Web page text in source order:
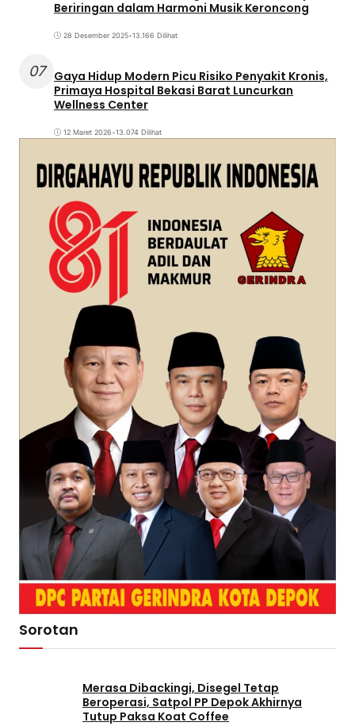
Beriringan dalam Harmoni Musik Keroncong
28 Desember 2025•13.166 Dilihat
07
Gaya Hidup Modern Picu Risiko Penyakit Kronis,
Primaya Hospital Bekasi Barat Luncurkan
Wellness Center
12 Maret 2026•13.074 Dilihat
Sorotan
Merasa Dibackingi, Disegel Tetap
Beroperasi, Satpol PP Depok Akhirnya
Tutup Paksa Koat Coffee